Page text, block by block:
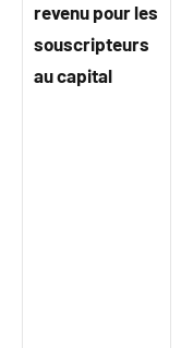
revenu pour les
souscripteurs
au capital